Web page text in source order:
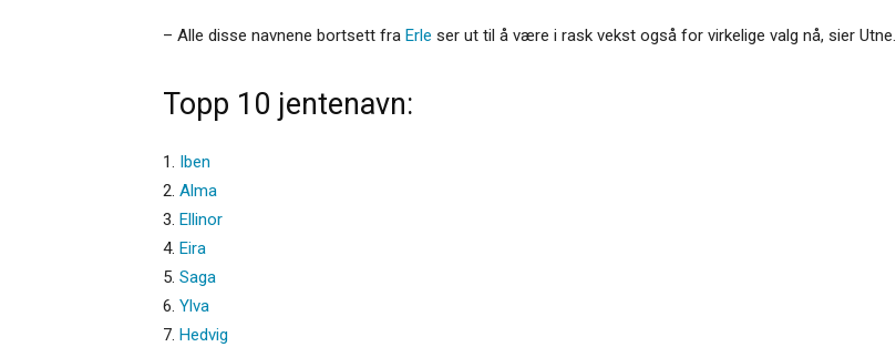
– Alle disse navnene bortsett fra Erle ser ut til å være i rask vekst også for virkelige valg nå, sier Utne.
Topp 10 jentenavn:
1.
Iben
2. Alma
3. Ellinor
4. Eira
5. Saga
6. Ylva
7. Hedvig